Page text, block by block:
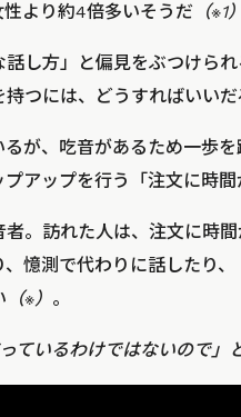
より約4倍多いそうだ （※1）
し方」と偏見をぶつけら
つには、どうすればいいだ
るが、吃音があるため一歩
アップを行う「注文に時間
。訪れた人は、注文に時
憶測で代わりに話したり
（※） 。
いるわけではないので」